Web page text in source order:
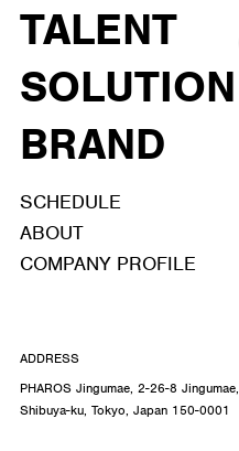
TALENT
SOLUTION
BRAND
SCHEDULE
ABOUT
COMPANY PROFILE
ADDRESS
PHAROS Jingumae, 2-26-8 Jingumae,
Shibuya-ku, Tokyo, Japan 150-0001